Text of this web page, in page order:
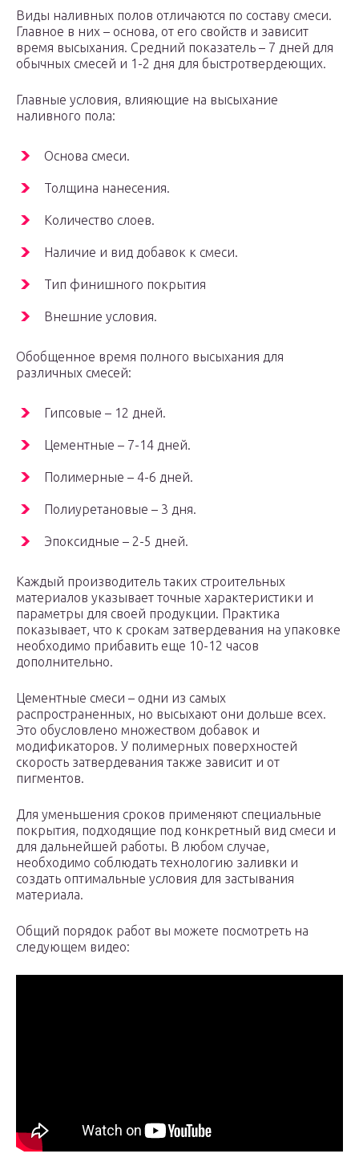
Виды наливных полов отличаются по составу смеси.
Главное в них – основа, от его свойств и зависит
время высыхания. Средний показатель – 7 дней для
обычных смесей и 1-2 дня для быстротвердеющих.
Главные условия, влияющие на высыхание
наливного пола:
Основа смеси.
Толщина нанесения.
Количество слоев.
Наличие и вид добавок к смеси.
Тип финишного покрытия
Внешние условия.
Обобщенное время полного высыхания для
различных смесей:
Гипсовые – 12 дней.
Цементные – 7-14 дней.
Полимерные – 4-6 дней.
Полиуретановые – 3 дня.
Эпоксидные – 2-5 дней.
Каждый производитель таких строительных
материалов указывает точные характеристики и
параметры для своей продукции. Практика
показывает, что к срокам затвердевания на упаковке
необходимо прибавить еще 10-12 часов
дополнительно.
Цементные смеси – одни из самых
распространенных, но высыхают они дольше всех.
Это обусловлено множеством добавок и
модификаторов. У полимерных поверхностей
скорость затвердевания также зависит и от
пигментов.
Для уменьшения сроков применяют специальные
покрытия, подходящие под конкретный вид смеси и
для дальнейшей работы. В любом случае,
необходимо соблюдать технологию заливки и
создать оптимальные условия для застывания
материала.
Общий порядок работ вы можете посмотреть на
следующем видео: